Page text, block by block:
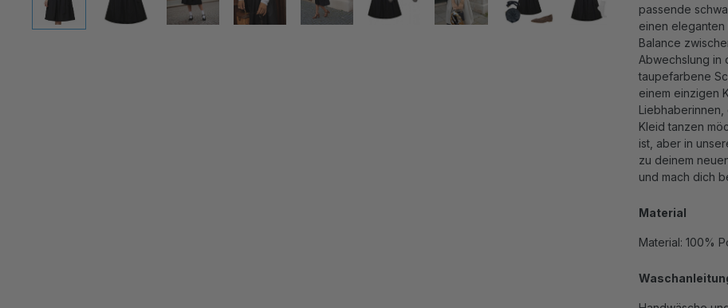
passende
einen
Balance
Abwechslung in
taupefarbene
einem einzigen
Kleid tanzen
ist, aber in
zu deinem
und mach dich
Material
Material: 100%